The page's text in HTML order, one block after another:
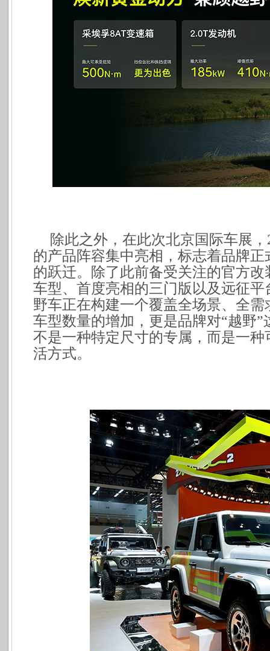
除此之外，在此次北京国际车展
的产品阵容集中亮相，标志着品牌
的跃迁。除了此前备受关注的官方
车型、首度亮相的三门版以及远征平
野车正在构建一个覆盖全场景、全
车型数量的增加，更是品牌对“越
不是一种特定尺寸的专属，而是一
活方式。